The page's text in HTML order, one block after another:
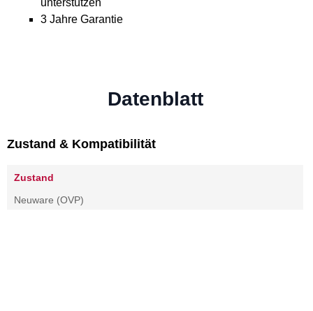
3 Jahre Garantie
Datenblatt
Zustand & Kompatibilität
Zustand
Neuware (OVP)